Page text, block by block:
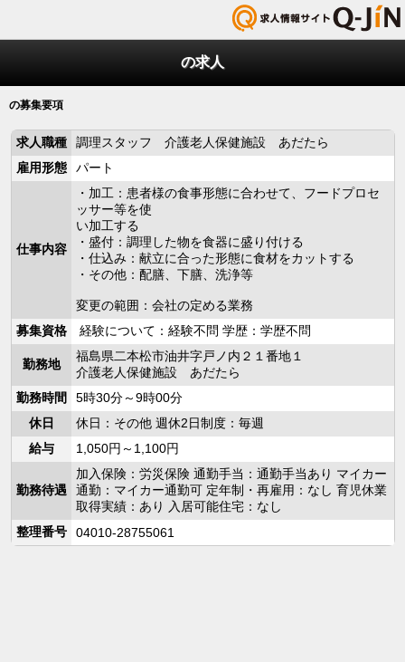
の求人
の募集要項
求人職種
調理スタッフ 介護老人保健施設 あだたら
雇用形態
パート
仕事内容
・加工：患者様の食事形態に合わせて、フードプロセ
ッサー等を使
い加工する
・盛付：調理した物を食器に盛り付ける
・仕込み：献立に合った形態に食材をカットする
・その他：配膳、下膳、洗浄等
変更の範囲：会社の定める業務
募集資格
経験について：経験不問 学歴：学歴不問
勤務地
福島県二本松市油井字戸ノ内２１番地１
介護老人保健施設 あだたら
勤務時間
5時30分～9時00分
休日
休日：その他 週休2日制度：毎週
給与
1,050円～1,100円
勤務待遇
加入保険：労災保険 通勤手当：通勤手当あり マイカー
通勤：マイカー通勤可 定年制・再雇用：なし 育児休業
取得実績：あり 入居可能住宅：なし
整理番号
04010-28755061